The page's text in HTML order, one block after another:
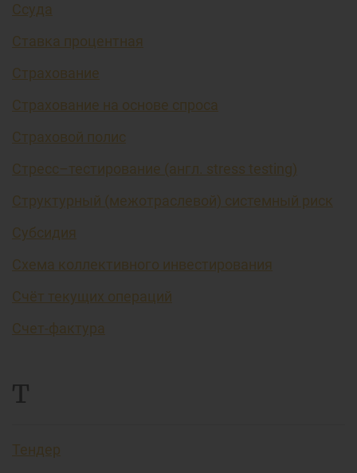
Ссуда
Ставка процентная
Страхование
Страхование на основе спроса
Страховой полис
Стресс–тестирование (англ. stress testing)
Структурный (межотраслевой) системный риск
Субсидия
Схема коллективного инвестирования
Счёт текущих операций
Счет-фактура
Т
Тендер